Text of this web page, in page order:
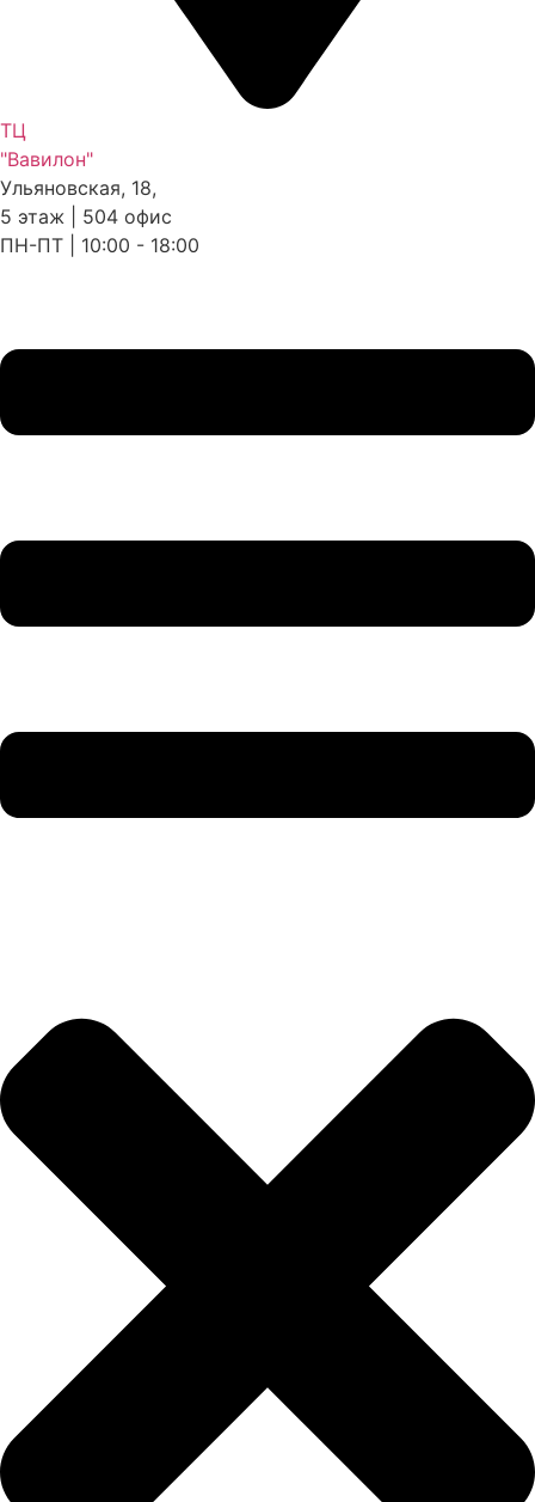
ТЦ
"Вавилон"
Ульяновская, 18,
5 этаж | 504 офис
ПН-ПТ | 10:00 - 18:00